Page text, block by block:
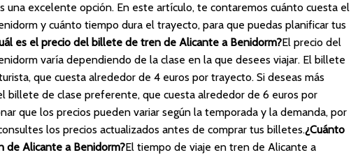
una excelente opción. En este artículo, te contaremos cuánto cuesta el
y cuánto tiempo dura el trayecto, para que puedas planificar tus
es el precio del billete de tren de Alicante a Benidorm?El precio del
varía dependiendo de la clase en la que desees viajar. El billete
que cuesta alrededor de 4 euros por trayecto. Si deseas más
billete de clase preferente, que cuesta alrededor de 6 euros por
que los precios pueden variar según la temporada y la demanda, por
los precios actualizados antes de comprar tus billetes.¿Cuánto
de Alicante a Benidorm?El tiempo de viaje en tren de Alicante a